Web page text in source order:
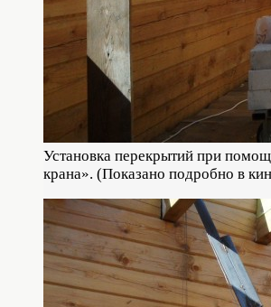
Установка перекрытий при
крана». (Показано подробно в